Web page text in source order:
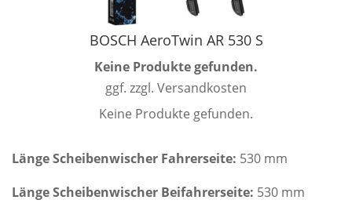
BOSCH AeroTwin AR 530 S
Keine Produkte gefunden.
ggf. zzgl. Versandkosten
Keine Produkte gefunden.
Länge Scheibenwischer Fahrerseite: 530 mm
Länge Scheibenwischer Beifahrerseite: 530 mm